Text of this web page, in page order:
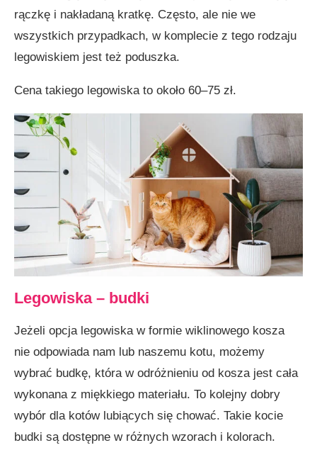
rączkę i nakładaną kratkę. Często, ale nie we
wszystkich przypadkach, w komplecie z tego rodzaju
legowiskiem jest też poduszka.
Cena takiego legowiska to około 60–75 zł.
Legowiska – budki
Jeżeli opcja legowiska w formie wiklinowego kosza
nie odpowiada nam lub naszemu kotu, możemy
wybrać budkę, która w odróżnieniu od kosza jest cała
wykonana z miękkiego materiału. To kolejny dobry
wybór dla kotów lubiących się chować. Takie kocie
budki są dostępne w różnych wzorach i kolorach.